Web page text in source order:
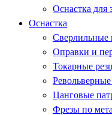
Оснастка для
Оснастка
Сверлильные
Оправки и
Токарные
Цанговые
Фрезы по